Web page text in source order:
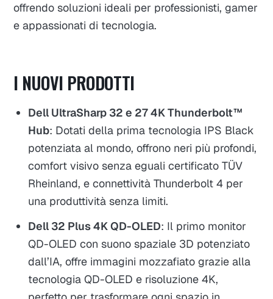
offrendo soluzioni ideali per professionisti, gamer
e appassionati di tecnologia.
I NUOVI PRODOTTI
Dell UltraSharp 32 e 27 4K Thunderbolt™
Hub: Dotati della prima tecnologia IPS Black
potenziata al mondo, offrono neri più profondi,
comfort visivo senza eguali certificato TÜV
Rheinland, e connettività Thunderbolt 4 per
una produttività senza limiti.
Dell 32 Plus 4K QD-OLED: Il primo monitor
QD-OLED con suono spaziale 3D potenziato
dall’IA, offre immagini mozzafiato grazie alla
tecnologia QD-OLED e risoluzione 4K,